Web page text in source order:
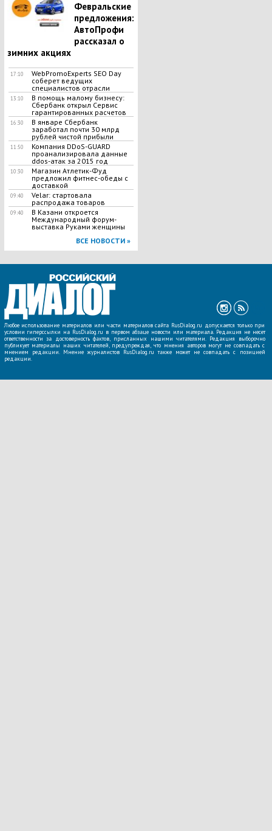
Февральские
предложения:
АвтоПрофи
рассказал о
зимних акциях
17:10
WebPromoExperts SEO Day
соберет ведущих
специалистов отрасли
13:10
В помощь малому бизнесу:
Сбербанк открыл Сервис
гарантированных расчетов
16:30
В январе Сбербанк
заработал почти 30 млрд
рублей чистой прибыли
11:50
Компания DDoS-GUARD
проанализировала данные
ddos-атак за 2015 год
10:30
Магазин Атлетик-Фуд
предложил фитнес-обеды с
доставкой
09:40
Velar: стартовала
распродажа товаров
09:40
В Казани откроется
Международный форум-
выставка Руками женщины
ВСЕ НОВОСТИ »
Любое использование материалов или части материалов сайта RusDialog.ru допускается только при
условии гиперссылки на RusDialog.ru в первом абзаце новости или материала. Редакция не несет
ответственности за достоверность фактов, присланных нашими читателями. Редакция выборочно
публикует материалы наших читателей, предупреждая, что мнения авторов могут не совпадать с
мнением редакции. Мнение журналистов RusDialog.ru также может не совпадать с позицией
редакции.